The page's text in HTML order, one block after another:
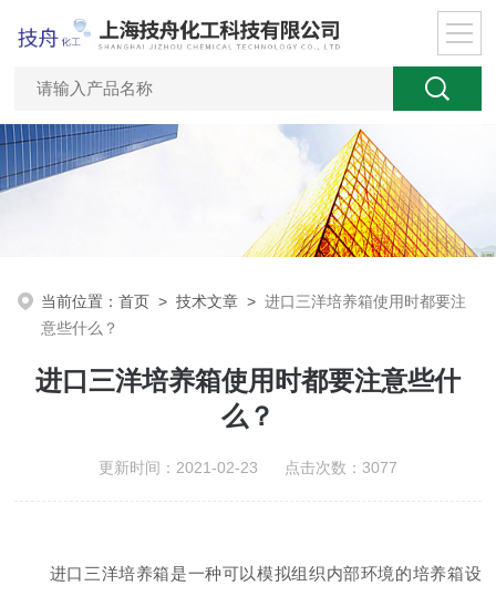
当前位置：首页 >技术文章 >进口三洋培养箱使用时都要注
意些什么？
进口三洋培养箱使用时都要注意些什
么？
更新时间：2021-02-23 点击次数：3077
进口三洋培养箱是一种可以模拟组织内部环境的培养箱设